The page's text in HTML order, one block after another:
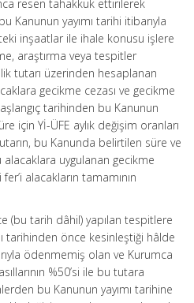
resen tahakkuk ettirilerek
Kanunun yayımı tarihi itibarıyla
inşaatlar ile ihale konusu işlere
araştırma veya tespitler
tutarı üzerinden hesaplanan
gecikme cezası ve gecikme
tarihinden bu Kanunun
için Yİ-ÜFE aylık değişim oranları
bu Kanunda belirtilen süre ve
uygulanan gecikme
alacakların tamamının
(bu tarih dâhil) yapılan tespitlere
tarihinden önce kesinleştiği hâlde
ödenmemiş olan ve Kurumca
%50’si ile bu tutara
bu Kanunun yayımı tarihine